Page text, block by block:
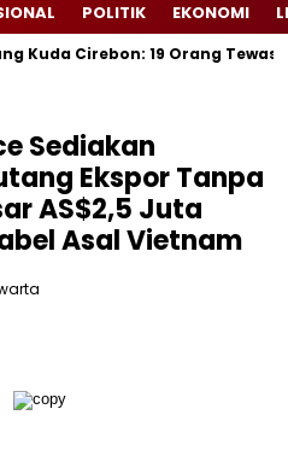
POLITIK EKONOMI
19 Orang Tewas, Dua
Sediakan
Ekspor Tanpa
AS$2,5 Juta
Asal Vietnam